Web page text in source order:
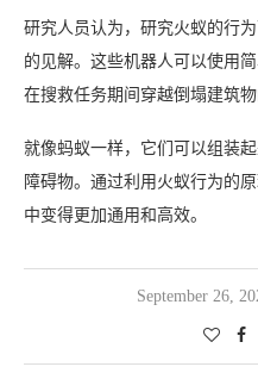
研究人员认为，研究火蚁的行
的见解。这些机器人可以使用
在搜救任务期间穿越倒塌建筑
就像蚂蚁一样，它们可以组装
障碍物。通过利用火蚁行为的
中变得更加通用和高效。
September 26,